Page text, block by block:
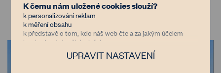
Mohlo by vás zajímat
K čemu nám uložené cookies slouží?
k personalizování reklam
k měření obsahu
k představě o tom, kdo náš web čte a za jakým účelem
k vylepšování našich služeb
Důvěřujete nám?
UPRAVIT NASTAVENÍ